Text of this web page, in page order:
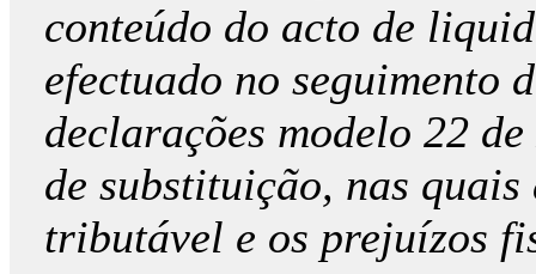
conteúdo do acto de
efectuado no seguimento
declarações modelo 22
de substituição, nas
tributável e os prejuízos